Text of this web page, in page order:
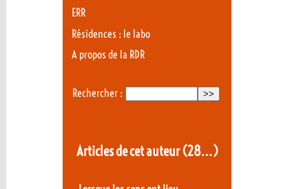
ERR
Résidences : le labo
A propos de la RDR
Rechercher :
Articles de cet auteur(28…)